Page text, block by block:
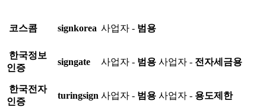
코스콤 signkorea 사업자 - 범용
한국정보
인증
signgate 사업자 - 범용 사업자 - 전자세금용
한국전자
인증
turingsign 사업자 - 범용 사업자 - 용도제한